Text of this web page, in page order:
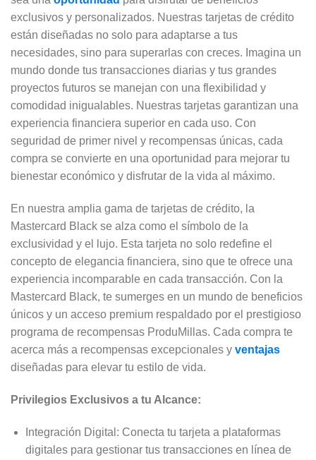
exclusivos y personalizados. Nuestras tarjetas de crédito
están diseñadas no solo para adaptarse a tus
necesidades, sino para superarlas con creces. Imagina un
mundo donde tus transacciones diarias y tus grandes
proyectos futuros se manejan con una flexibilidad y
comodidad inigualables. Nuestras tarjetas garantizan una
experiencia financiera superior en cada uso. Con
seguridad de primer nivel y recompensas únicas, cada
compra se convierte en una oportunidad para mejorar tu
bienestar económico y disfrutar de la vida al máximo.
En nuestra amplia gama de tarjetas de crédito, la
Mastercard Black se alza como el símbolo de la
exclusividad y el lujo. Esta tarjeta no solo redefine el
concepto de elegancia financiera, sino que te ofrece una
experiencia incomparable en cada transacción. Con la
Mastercard Black, te sumerges en un mundo de beneficios
únicos y un acceso premium respaldado por el prestigioso
programa de recompensas ProduMillas. Cada compra te
acerca más a recompensas excepcionales y ventajas
diseñadas para elevar tu estilo de vida.
Privilegios Exclusivos a tu Alcance:
Integración Digital: Conecta tu tarjeta a plataformas
digitales para gestionar tus transacciones en línea de